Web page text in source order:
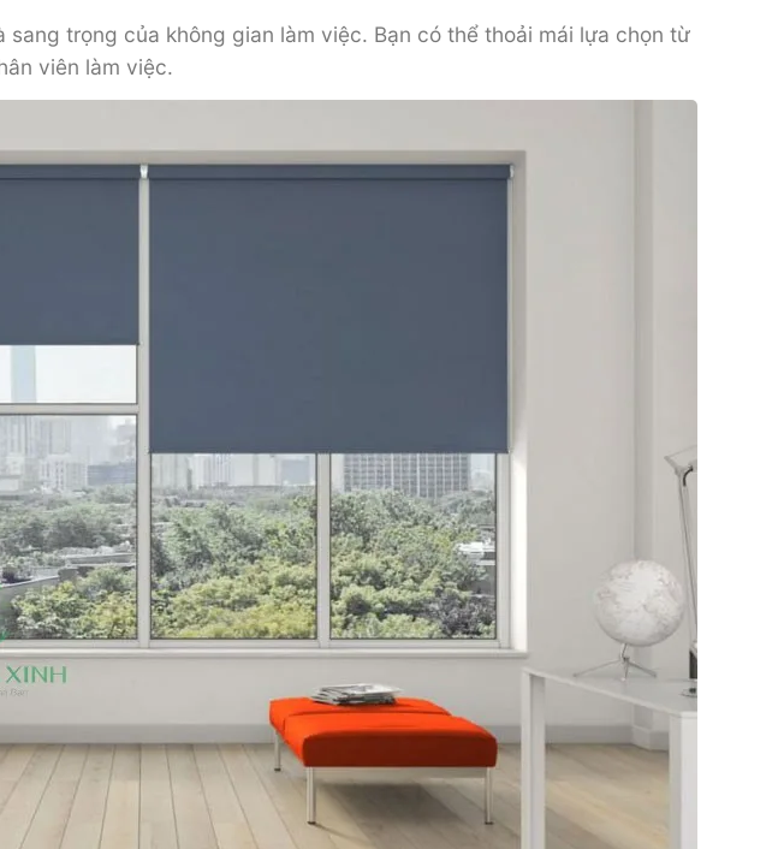
trọng của không gian làm việc. Bạn có thể thoải mái lựa chọn từ
viên làm việc.